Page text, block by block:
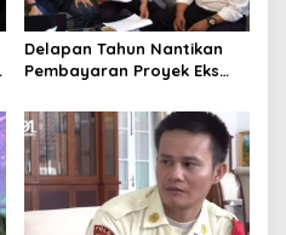
Delapan Tahun Nantikan
Pembayaran Proyek Eks
Tasikmalaya Akui Merugi 3,9
Miliar